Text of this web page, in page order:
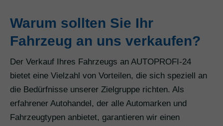
Warum sollten Sie Ihr
Fahrzeug an uns verkaufen?
Der Verkauf Ihres Fahrzeugs an AUTOPROFI-24
bietet eine Vielzahl von Vorteilen, die sich speziell an
die Bedürfnisse unserer Zielgruppe richten. Als
erfahrener Autohandel, der alle Automarken und
Fahrzeugtypen anbietet, garantieren wir einen